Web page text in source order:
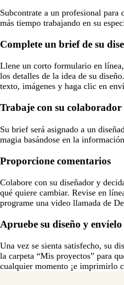
Subcontrate a un profesional para
más tiempo trabajando en su
Complete un brief de su
Llene un corto formulario en
los detalles de la idea de su
texto, imágenes y haga clic en
Trabaje con su colaborador
Su brief será asignado a un
magia basándose en la
Proporcione comentarios
Colabore con su diseñador y
qué quiere cambiar. Revise en
programe una video llamada de
Apruebe su diseño y
Una vez se sienta satisfecho, su
la carpeta “Mis proyectos” para
cualquier momento ¡e imprimirlo